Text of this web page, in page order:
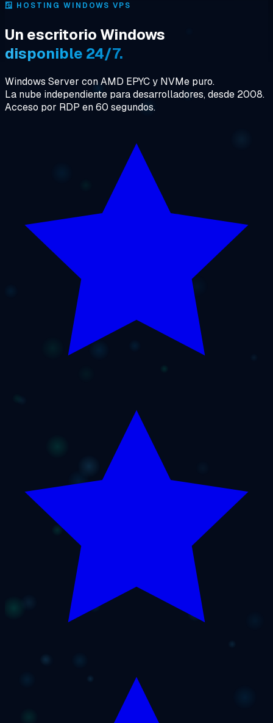
🪟 HOSTING WINDOWS VPS
Un escritorio Windows
disponible 24/7.
Windows Server con AMD EPYC y NVMe puro.
La nube independiente para desarrolladores, desde 2008.
Acceso por RDP en 60 segundos.